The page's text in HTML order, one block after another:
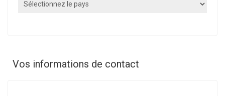
Vos informations de contact